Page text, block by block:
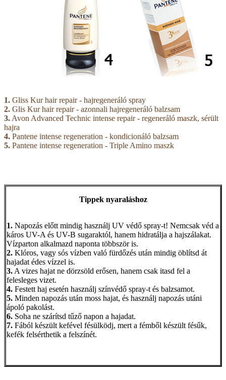
1. Gliss Kur hair repair - hajregeneráló spray
2. Glis Kur hair repair - azonnali hajregeneráló balzsam
3. Avon Advanced Technic intense repair - regeneráló maszk, sérült
hajra
4. Pantene intense regeneration - kondicionáló balzsam
5. Pantene intense regeneration - Triple Amino maszk
Tippek nyaraláshoz
1. Napozás előtt mindig használj UV védő spray-t! Nemcsak véd a
káros UV-A és UV-B sugaraktól, hanem hidratálja a hajszálakat.
Vízparton alkalmazd naponta többször is.
2. Klóros, vagy sós vízben való fürdőzés után mindig öblítsd át
hajadat édes vízzel is.
3. A vizes hajat ne dörzsöld erősen, hanem csak itasd fel a
felesleges vizet.
4. Festett haj esetén használj színvédő spray-t és balzsamot.
5. Minden napozás után moss hajat, és használj napozás utáni
ápoló pakolást.
6. Soha ne szárítsd tűző napon a hajadat.
7. Fából készült kefével fésülködj, mert a fémből készült fésűk,
kefék felsérthetik a felszínét.